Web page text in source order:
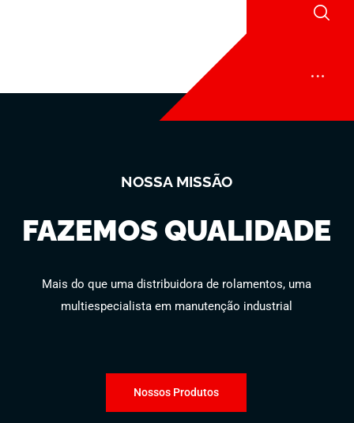
FAZEMOS QUALIDADE
NOSSA MISSÃO
Mais do que uma distribuidora de rolamentos, uma
multiespecialista em manutenção industrial
Nossos Produtos